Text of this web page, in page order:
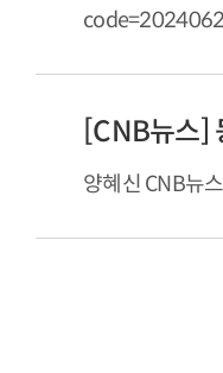
[CNB뉴스]
양혜신 CNB뉴